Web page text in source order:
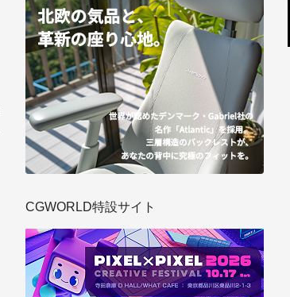
CGWORLD特設サイト